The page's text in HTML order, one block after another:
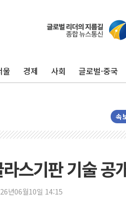
울 경제 사회 글로벌·중국
속
스기판 기술 공
년06월10일 14:15